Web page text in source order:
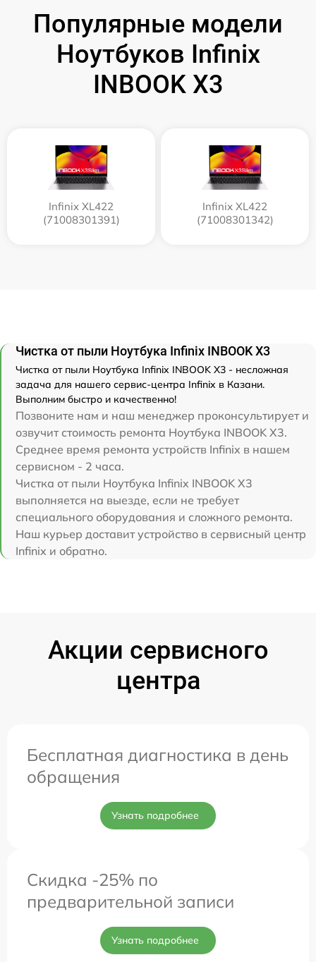
Популярные модели
Ноутбуков Infinix
INBOOK X3
Infinix XL422
(71008301391)
Infinix XL422
(71008301342)
Чистка от пыли Ноутбука Infinix INBOOK X3
Чистка от пыли Ноутбука Infinix INBOOK X3 - несложная
задача для нашего сервис-центра Infinix в Казани.
Выполним быстро и качественно!
Позвоните нам и наш менеджер проконсультирует и
озвучит стоимость ремонта Ноутбука INBOOK X3.
Среднее время ремонта устройств Infinix в нашем
сервисном - 2 часа.
Чистка от пыли Ноутбука Infinix INBOOK X3
выполняется на выезде, если не требует
специального оборудования и сложного ремонта.
Наш курьер доставит устройство в сервисный центр
Infinix и обратно.
Акции сервисного
центра
Бесплатная диагностика в день
обращения
Узнать подробнее
Скидка -25% по
предварительной записи
Узнать подробнее